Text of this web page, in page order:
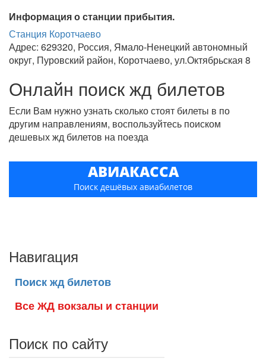
Информация о станции прибытия.
Станция Коротчаево
Адрес: 629320, Россия, Ямало-Ненецкий автономный
округ, Пуровский район, Коротчаево, ул.Октябрьская 8
Онлайн поиск жд билетов
Если Вам нужно узнать сколько стоят билеты в по
другим направлениям, воспользуйтесь поиском
дешевых жд билетов на поезда
АВИАКАССА
Поиск дешёвых авиабилетов
Навигация
Поиск жд билетов
Все ЖД вокзалы и станции
Поиск по сайту